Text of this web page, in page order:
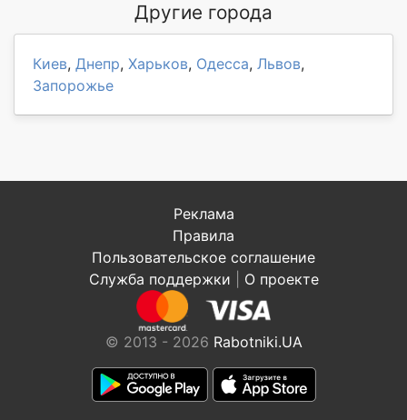
Другие города
Киев, Днепр, Харьков, Одесса, Львов,
Запорожье
Реклама
Правила
Пользовательское соглашение
Служба поддержки
О проекте
© 2013 - 2026 Rabotniki.UA